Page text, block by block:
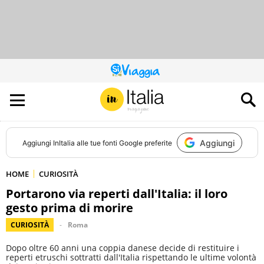
QUESTO
SITO
CONTRIBUISCE
ALL’AUDIENCE
DI
Aggiungi InItalia alle tue fonti Google preferite Aggiungi
HOME CURIOSITÀ
Portarono via reperti dall'Italia: il loro
gesto prima di morire
CURIOSITÀ Roma
Dopo oltre 60 anni una coppia danese decide di restituire i
reperti etruschi sottratti dall'Italia rispettando le ultime volontà